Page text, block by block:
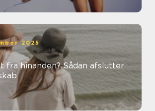
2025
fra hinanden? Sådan afslutter